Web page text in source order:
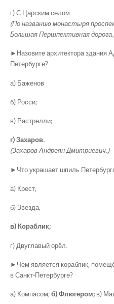
г) С Царским селом.
(По названию монастыря
Большая Першпективная
►Назовите архитектора здания
Петербурге?
а) Баженов
б) Росси;
в) Растрелли;
г) Захаров.
(Захаров Андреян Дмитриевич.)
►Что украшает шпиль
а) Крест;
б) Звезда;
в) Кораблик;
г) Двуглавый орёл.
►Чем является кораблик,
в Санкт-Петербурге?
а) Компасом;б) Флюгером; в)